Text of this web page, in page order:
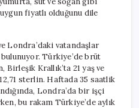
fiyatlı olduğunu dile
Londra’daki vatandaşlar
Türkiye’de brüt
Krallık’ta 21 yaş ve
sterlin. Haftada 35 saatlik
Londra’da bir işçi
bu rakam Türkiye’de aylık